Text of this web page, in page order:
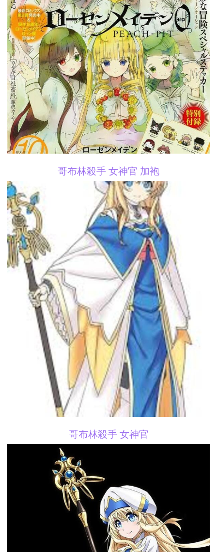
哥布林殺手 女神官 加袍
哥布林殺手 女神官